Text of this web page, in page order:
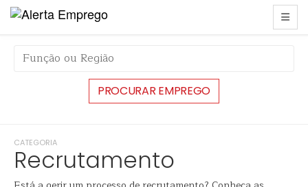
CATEGORIA
Recrutamento